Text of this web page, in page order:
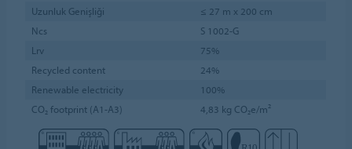
Uzunluk Genişliği
≤ 27 m x 200 cm
Ncs
S 1002-G
Lrv
75%
Recycled content
24%
Renewable electricity
100%
CO₂ footprint (A1-A3)
4,83 kg CO₂e/m²